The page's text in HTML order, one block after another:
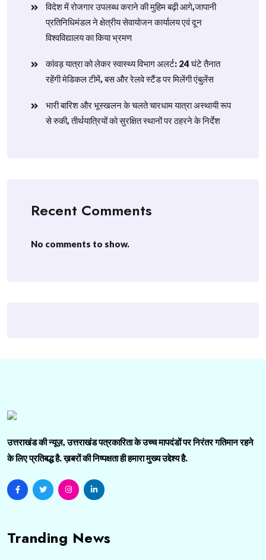
विदेश में रोजगार उपलब्ध कराने की मुहिम बढ़ी आगे,जापानी
प्रतिनिधिमंडल ने क्षेत्रीय सेवायोजन कार्यालय एवं दून
विश्वविद्यालय का किया भ्रमण
​कांवड़ यात्रा को लेकर स्वास्थ्य विभाग अलर्ट: 24 घंटे तैनात
रहेंगी मेडिकल टीमें, बस और रेलवे स्टैंड पर मिलेंगी एंबुलेंस
​भारी बारिश और भूस्खलन के चलते चारधाम यात्रा अस्थायी रूप
से रुकी, तीर्थयात्रियों को सुरक्षित स्थानों पर ठहरने के निर्देश
Recent Comments
No comments to show.
उत्तराखंड की न्यूज़, उत्तराखंड पत्रकारिता के उच्च मापदंडों पर निरंतर गतिमान रहने
के लिए प्रतिबद्ध है. ख़बरों की निष्पक्षता ही हमारा मुख्य उद्देश्य है.
Tranding News